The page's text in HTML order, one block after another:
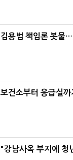
김용범 책임론 봇물
보건소부터 응급실
"강남사옥 부지에